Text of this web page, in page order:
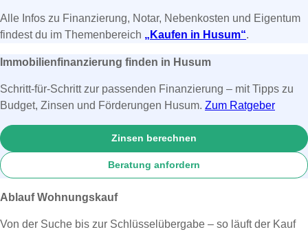
Alle Infos zu Finanzierung, Notar, Nebenkosten und Eigentum
findest du im Themenbereich „Kaufen in Husum“.
Immobilienfinanzierung finden in Husum
Schritt-für-Schritt zur passenden Finanzierung – mit Tipps zu
Budget, Zinsen und Förderungen Husum. Zum Ratgeber
Zinsen berechnen
Beratung anfordern
Ablauf Wohnungskauf
Von der Suche bis zur Schlüsselübergabe – so läuft der Kauf